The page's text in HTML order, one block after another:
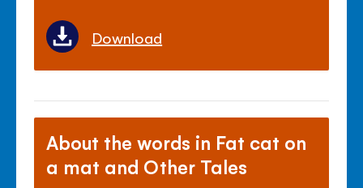
Download
About the words in Fat cat on
a mat and Other Tales